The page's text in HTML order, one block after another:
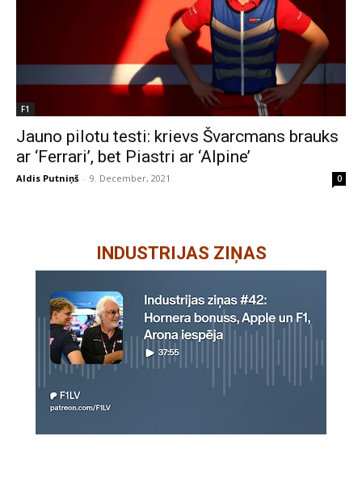
F1
Jauno pilotu testi: krievs Švarcmans brauks
ar ‘Ferrari’, bet Piastri ar ‘Alpine’
Aldis Putniņš - 9. December, 2021 0
INDUSTRIJAS ZIŅAS